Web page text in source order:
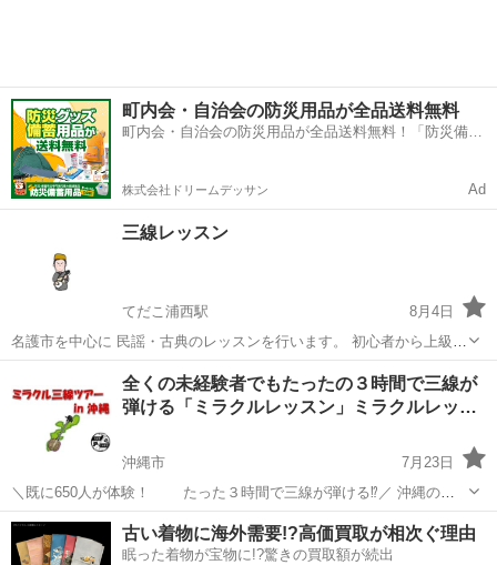
町内会・自治会の防災用品が全品送料無料
町内会・自治会の防災用品が全品送料無料！「防災備蓄
株式会社ドリームデッサン Ad
三線レッスン
てだこ浦西駅
8月4日
名護市を中心に 民謡・古典のレッスンを行います。 初心者から上級者
まで 日程調整可能です！ 気になる方は是非連絡ください 【実績】 ・
琉球古典音楽野村流保存会 教師 ・沖縄タイムス伝統芸能選考会 グ
ランプリ ・琉球國民...
てだこ浦西駅 その他
全くの未経験者でもたったの３時間で三線が
弾ける「ミラクルレッスン」ミラクルレッ…
沖縄市
7月23日
＼既に650人が体験！ たった３時間で三線が弾ける⁉️／ 沖縄の皆
さん、ハイサイ!! こんにちは^^ 皆さんご存知の通り、 「三線」は沖縄
発祥の伝統楽器なのに、 その普及率はまだまだ低いですよね。...
沖縄 沖縄市 その他 三線
古い着物に海外需要!?高価買取が相次ぐ理由
眠った着物が宝物に!?驚きの買取額が続出